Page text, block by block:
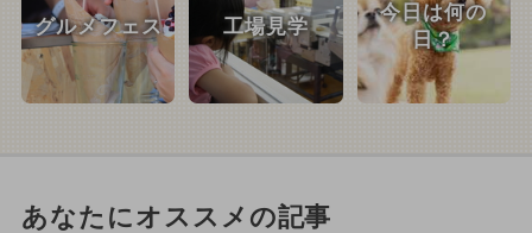
グルメフェス 工場見学
今日は何の
日？
あなたにオススメの記事